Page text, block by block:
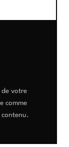
de votre
comme